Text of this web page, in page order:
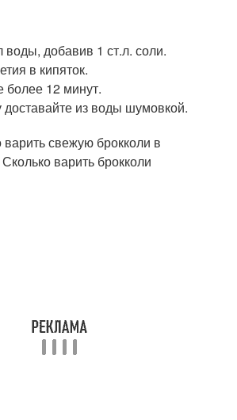
воды, добавив 1 ст.л. соли.
в кипяток.
более 12 минут.
доставайте из воды шумовкой.